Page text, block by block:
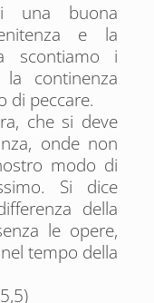
una buona
e la
scontiamo i
continenza
di peccare.
che si deve
onde non
modo di
Si dice
della
le opere,
tempo della